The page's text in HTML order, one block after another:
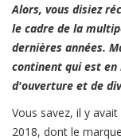
Alors, vous disiez
le cadre de la
dernières années.
continent qui est en
d'ouverture et de
Vous savez, il y
2018, dont le